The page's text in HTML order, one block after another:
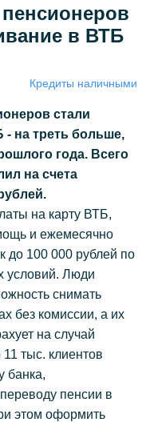
в ВТБ
Кредиты наличными
стали
- на треть больше,
года. Всего
на счета
на карту ВТБ,
и ежемесячно
до 100 000 рублей по
условий. Люди
снимать
без комиссии, а их
на случай
тыс. клиентов
банка,
пенсии в
этом оформить